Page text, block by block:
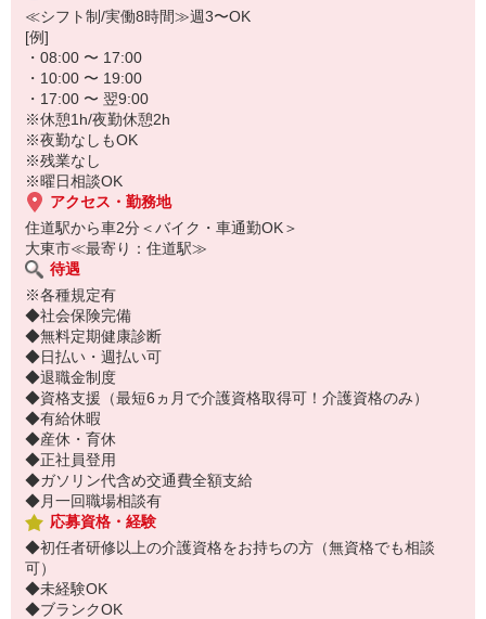
スタッフの負担も軽く人気の施設です＊
ゆったりとした環境の中で一緒に働いてみませんか？
短期2ヶ月〜のお試し勤務も可能です！
わからないことは専任のコーディネーターにご相談ください★
≪シフト制/実働8時間≫週3〜OK
[例]
・08:00 〜 17:00
・10:00 〜 19:00
・17:00 〜 翌9:00
※休憩1h/夜勤休憩2h
※夜勤なしもOK
※残業なし
※曜日相談OK
アクセス・勤務地
住道駅から車2分＜バイク・車通勤OK＞
大東市≪最寄り：住道駅≫
待遇
※各種規定有
◆社会保険完備
◆無料定期健康診断
◆日払い・週払い可
◆退職金制度
◆資格支援（最短6ヵ月で介護資格取得可！介護資格のみ）
◆有給休暇
◆産休・育休
◆正社員登用
◆ガソリン代含め交通費全額支給
◆月一回職場相談有
応募資格・経験
◆初任者研修以上の介護資格をお持ちの方（無資格でも相談
可）
◆未経験OK
◆ブランクOK